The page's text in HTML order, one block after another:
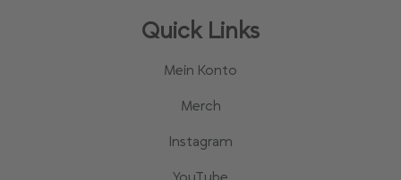
Quick Links
Mein Konto
Merch
Instagram